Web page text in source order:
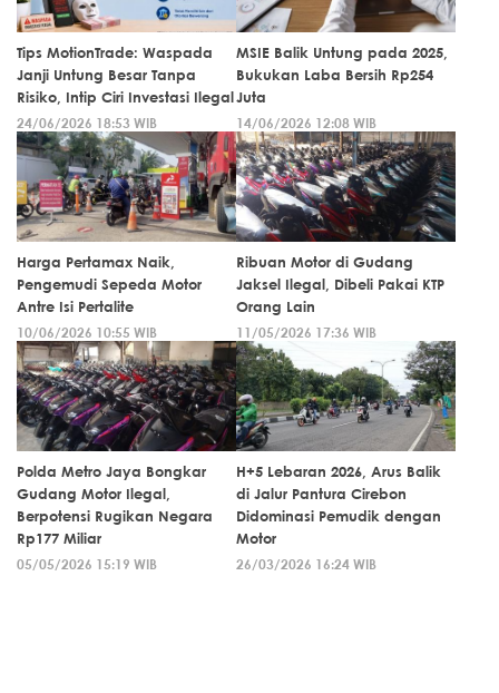
Tips MotionTrade: Waspada
Janji Untung Besar Tanpa
Risiko, Intip Ciri Investasi Ilegal
24/06/2026 18:53 WIB
MSIE Balik Untung pada 2025,
Bukukan Laba Bersih Rp254
Juta
14/06/2026 12:08 WIB
Harga Pertamax Naik,
Pengemudi Sepeda Motor
Antre Isi Pertalite
10/06/2026 10:55 WIB
Ribuan Motor di Gudang
Jaksel Ilegal, Dibeli Pakai KTP
Orang Lain
11/05/2026 17:36 WIB
Polda Metro Jaya Bongkar
Gudang Motor Ilegal,
Berpotensi Rugikan Negara
Rp177 Miliar
05/05/2026 15:19 WIB
H+5 Lebaran 2026, Arus Balik
di Jalur Pantura Cirebon
Didominasi Pemudik dengan
Motor
26/03/2026 16:24 WIB